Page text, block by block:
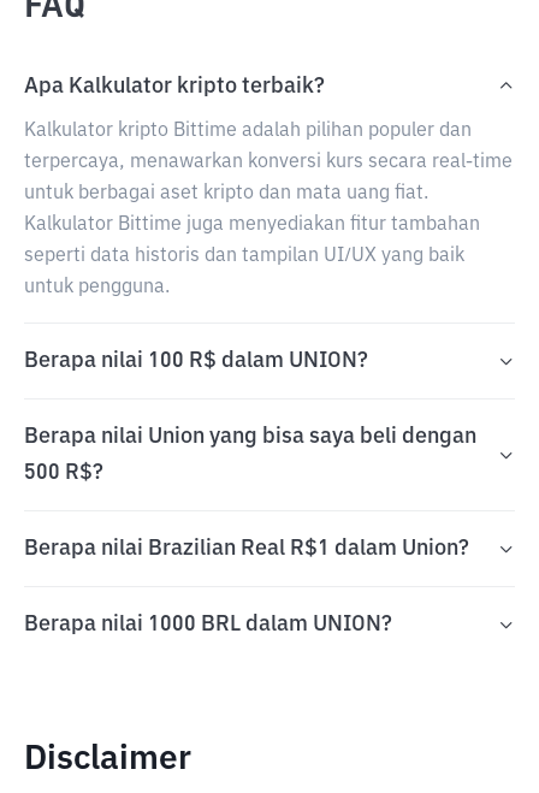
FAQ
Apa Kalkulator kripto terbaik?
Kalkulator kripto Bittime adalah pilihan populer dan
terpercaya, menawarkan konversi kurs secara real-time
untuk berbagai aset kripto dan mata uang fiat.
Kalkulator Bittime juga menyediakan fitur tambahan
seperti data historis dan tampilan UI/UX yang baik
untuk pengguna.
Berapa nilai 100 R$ dalam UNION?
Berapa nilai Union yang bisa saya beli dengan
500 R$?
Berapa nilai Brazilian Real R$1 dalam Union?
Berapa nilai 1000 BRL dalam UNION?
Disclaimer